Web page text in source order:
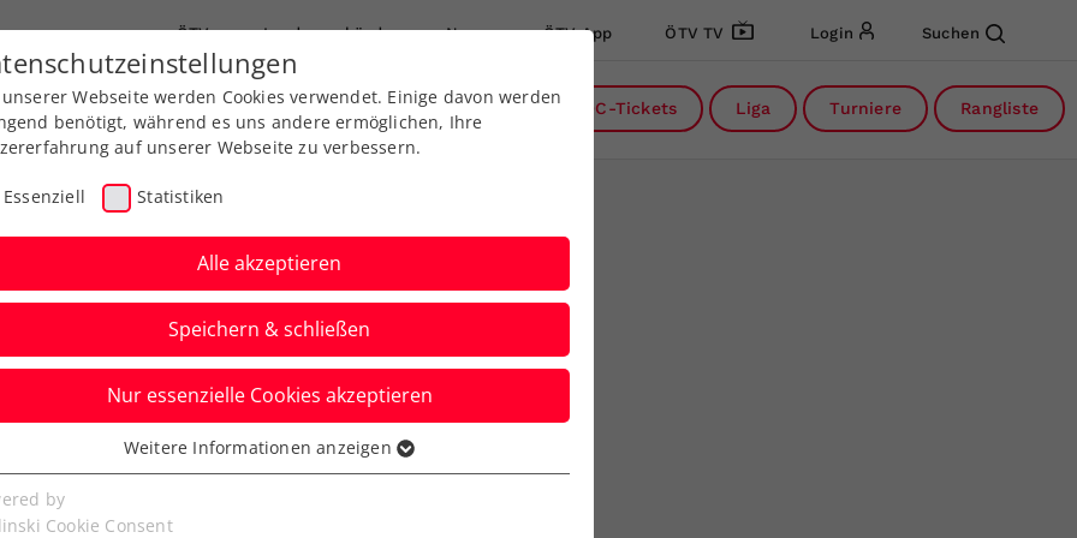
ÖTV Landesverbände News ÖTV App ÖTV TV Login Suchen
Ausbildung Services Über uns DC-Tickets Liga Turniere Rangliste
2 ÖTV-
Mallorca auf
Webseite werden Cookies verwendet. Einige davon werden
benötigt, während es uns andere ermöglichen, Ihre
auf unserer Webseite zu verbessern.
Essenziell Statistiken
Alle akzeptieren
Speichern & schließen
Nur essenzielle Cookies akzeptieren
Cookies werden für grundlegende Funktionen der
benötigt. Dadurch ist gewährleistet, dass die Webseite
Weitere Informationen anzeigen
by
Cookie Consent